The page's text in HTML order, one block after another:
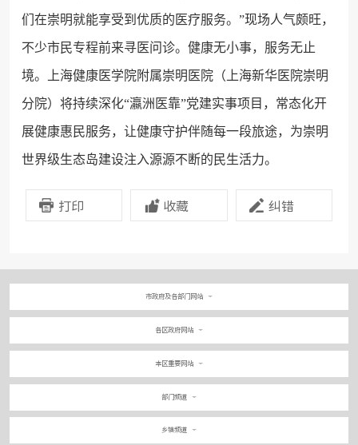
们在崇明就能享受到优质的医疗服务。”现场人气颇旺，
不少市民专程前来寻医问诊。健康无小事，服务无止
境。上海健康医学院附属崇明医院（上海新华医院崇明
分院）将持续深化“瀛洲医靠”党建实事项目，常态化开
展健康惠民服务，让健康守护伴随每一段旅途，为崇明
世界级生态岛建设注入源源不断的民生活力。
打印 收藏 纠错
市政府及各部门网站
各区政府网站
本区重要网站
部门频道
乡镇频道